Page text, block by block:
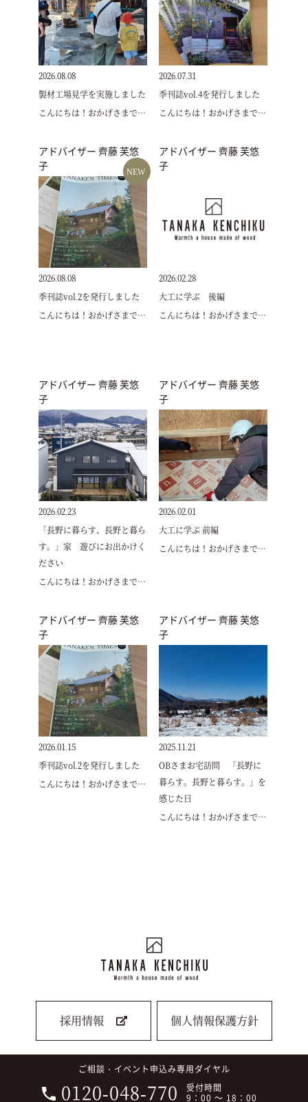
2026.08.08
製材工場見学を実施しました
こんにちは！おかげさまで…
2026.07.31
季刊誌vol.4を発行しました
こんにちは！おかげさまで…
アドバイザー 齊藤 芙悠
子
NEW
2026.08.08
季刊誌vol.2を発行しました
こんにちは！おかげさまで…
アドバイザー 齊藤 芙悠
子
2026.02.28
大工に学ぶ 後編
こんにちは！おかげさまで…
アドバイザー 齊藤 芙悠
子
2026.02.23
「長野に暮らす、長野と暮ら
す。」家 遊びにお出かけく
ださい
こんにちは！おかげさまで…
アドバイザー 齊藤 芙悠
子
2026.02.01
大工に学ぶ 前編
こんにちは！おかげさまで…
アドバイザー 齊藤 芙悠
子
2026.01.15
季刊誌vol.2を発行しました
こんにちは！おかげさまで…
アドバイザー 齊藤 芙悠
子
2025.11.21
OBさまお宅訪問 「長野に
暮らす。長野と暮らす。」を
感じた日
こんにちは！おかげさまで…
採用情報 個人情報保護方針
ご相談・イベント申込み専用ダイヤル
0120-048-770
受付時間
9：00 ～ 18：00